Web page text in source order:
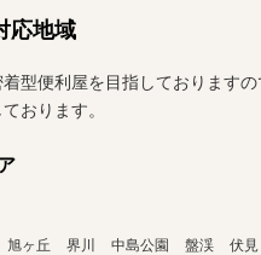
応地域
型便利屋を目指しております
おります。
旭ヶ丘 界川 中島公園 盤渓 伏見